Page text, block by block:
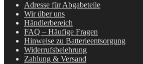
Adresse für Abgabeteile
Wir über uns
Händlerbereich
FAQ – Häufige Fragen
Hinweise zu Batterieentsorgung
Widerrufsbelehrung
Zahlung & Versand